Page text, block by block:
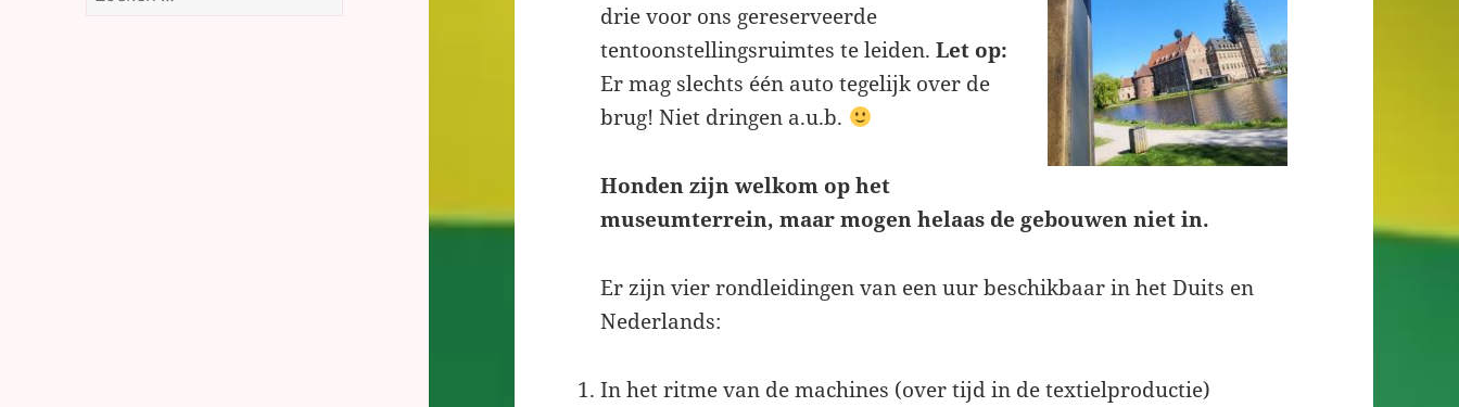
drie voor ons gereserveerde
tentoonstellingsruimtes te leiden.Let op:
Er mag slechts één auto tegelijk over de
brug! Niet dringen a.u.b.
Honden zijn welkom op het
museumterrein, maar mogen helaas de gebouwen niet in.
Er zijn vier rondleidingen van een uur beschikbaar in het Duits en
Nederlands:
In het ritme van de machines (over tijd in de textielproductie)